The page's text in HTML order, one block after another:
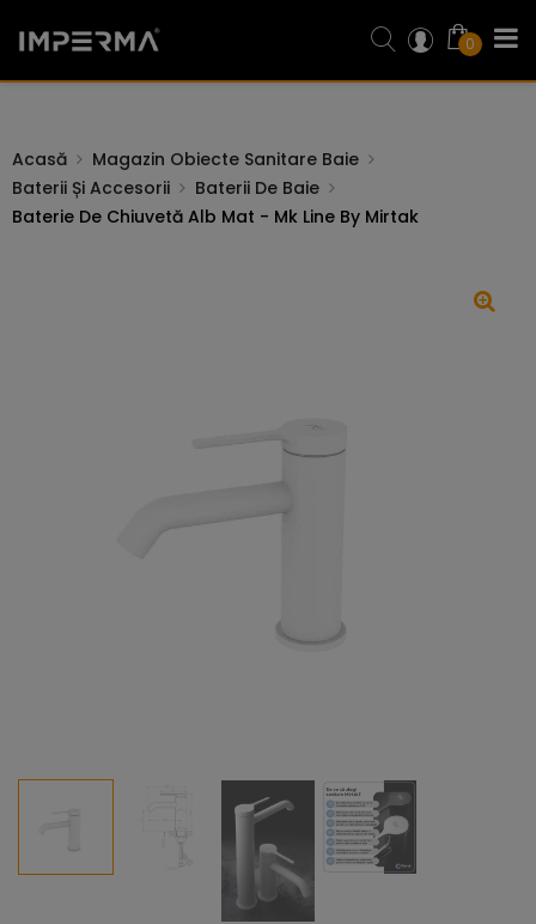
0
Acasă
Magazin Obiecte Sanitare Baie
Baterii Și Accesorii
Baterii De Baie
Baterie De Chiuvetă Alb Mat - Mk Line By Mirtak